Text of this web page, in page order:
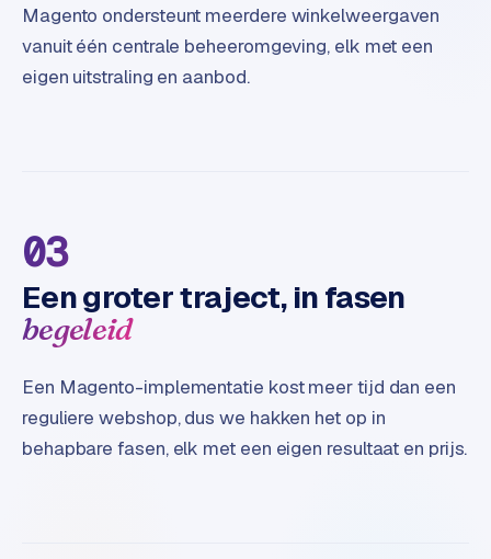
Magento ondersteunt meerdere winkelweergaven
vanuit één centrale beheeromgeving, elk met een
eigen uitstraling en aanbod.
03
Een groter traject, in fasen
begeleid
Een Magento-implementatie kost meer tijd dan een
reguliere webshop, dus we hakken het op in
behapbare fasen, elk met een eigen resultaat en prijs.